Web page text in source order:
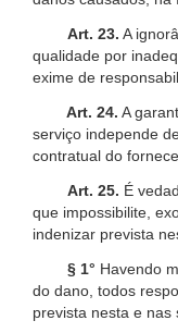
Art. 23. A
qualidade por
exime de
Art. 24. A
serviço independe
contratual do
Art. 25. É
que impossibilite,
indenizar prevista
§ 1° Havendo
do dano, todos
prevista nesta e nas